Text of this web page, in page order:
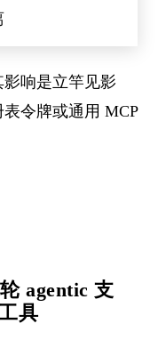
响是立竿见影
令牌或通用 MCP
agentic 支
具